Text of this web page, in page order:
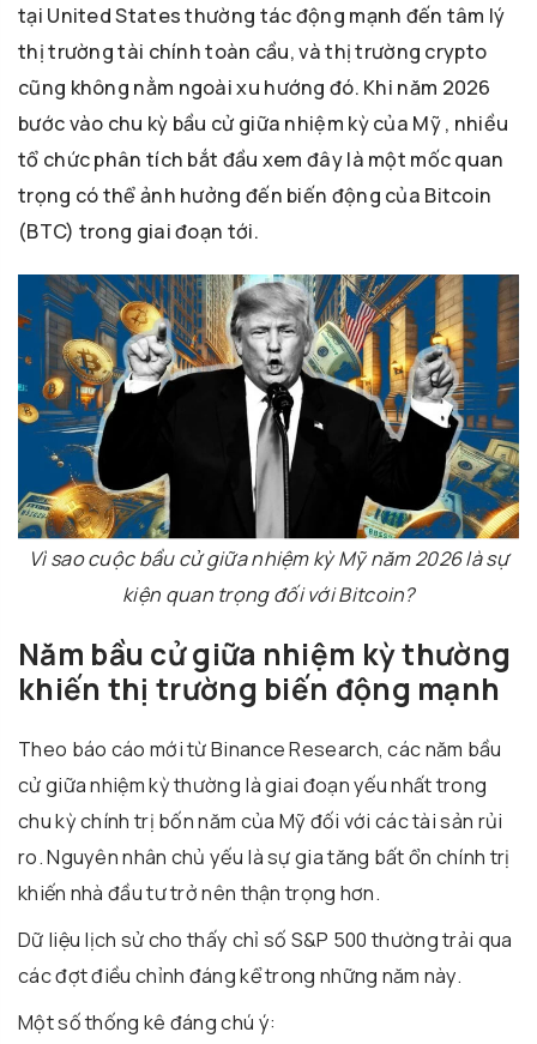
tại United States thường tác động mạnh đến tâm lý
thị trường tài chính toàn cầu, và thị trường crypto
cũng không nằm ngoài xu hướng đó. Khi năm 2026
bước vào chu kỳ bầu cử giữa nhiệm kỳ của Mỹ , nhiều
tổ chức phân tích bắt đầu xem đây là một mốc quan
trọng có thể ảnh hưởng đến biến động của Bitcoin
(BTC) trong giai đoạn tới.
Vì sao cuộc bầu cử giữa nhiệm kỳ Mỹ năm 2026 là sự
kiện quan trọng đối với Bitcoin?
Năm bầu cử giữa nhiệm kỳ thường
khiến thị trường biến động mạnh
Theo báo cáo mới từBinance Research, các năm bầu
cử giữa nhiệm kỳ thường là giai đoạn yếu nhất trong
chu kỳ chính trị bốn năm của Mỹ đối với các tài sản rủi
ro. Nguyên nhân chủ yếu là sự gia tăng bất ổn chính trị
khiến nhà đầu tư trở nên thận trọng hơn.
Dữ liệu lịch sử cho thấy chỉ số S&P 500thường trải qua
các đợt điều chỉnh đáng kể trong những năm này.
Một số thống kê đáng chú ý: